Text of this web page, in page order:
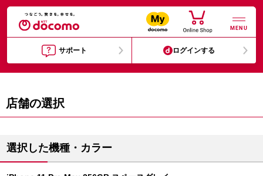
MENU
サポート ログインする
店舗の選択
選択した機種・カラー